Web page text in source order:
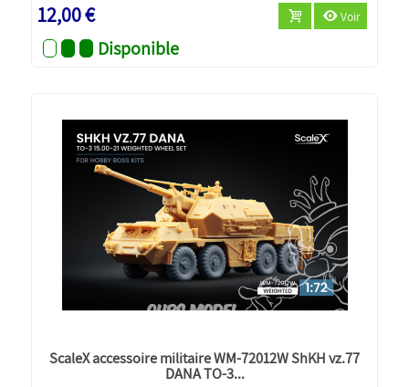
12,00 € Voir
Disponible
ScaleX accessoire militaire WM-72012W ShKH vz.77
DANA TO-3...